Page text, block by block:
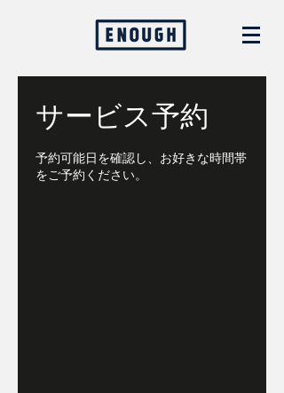
サービス予約
予約可能日を確認し、お好きな時間帯
をご予約ください。